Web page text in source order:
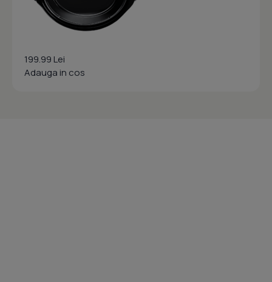
199.99 Lei
Adauga in cos